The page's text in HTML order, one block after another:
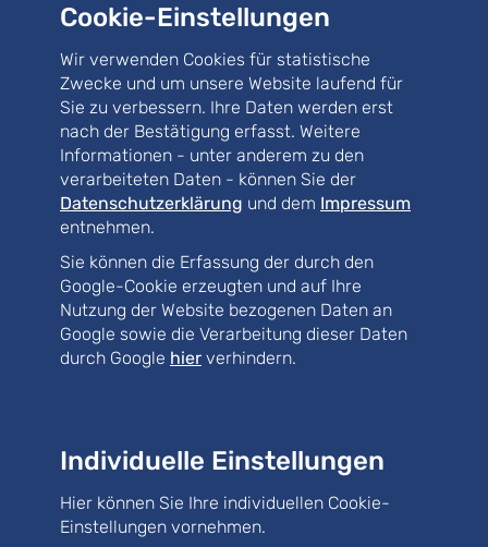
kontaminierten Bereichen": Aufstellen von Arbeits-
und Sicherheitsplänen, Einweisung der
Beschäftigten, Überwachung der Arbeiten
Koordinierungsleistungen nach TRGS "Asbest":
Aufstellung von Arbeitsplänen, Einweisung der
Beschäftigten, Überwachung der Arbeiten
Referenzprojekte
Gebäude
Kläranlage
Abwasserreinigung
Energiemanagement
Brandschutz
Cookie-Einstellungen
Wir verwenden Cookies für statistische
Zwecke und um unsere Website laufend für
Sie zu verbessern. Ihre Daten werden erst
nach der Bestätigung erfasst. Weitere
Informationen - unter anderem zu den
verarbeiteten Daten - können Sie der
Datenschutzerklärung und dem Impressum
entnehmen.
Sie können die Erfassung der durch den
Google-Cookie erzeugten und auf Ihre
Nutzung der Website bezogenen Daten an
Google sowie die Verarbeitung dieser Daten
durch Google hier verhindern.
Individuelle Einstellungen
Hier können Sie Ihre individuellen Cookie-
Einstellungen vornehmen.